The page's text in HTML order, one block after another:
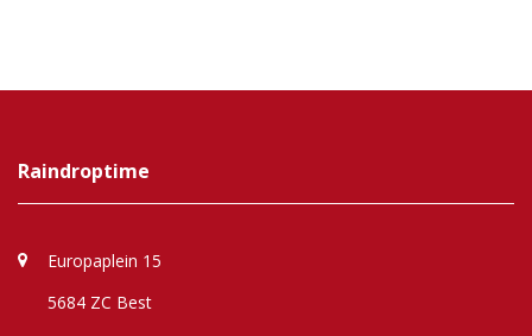
Raindroptime
Europaplein 15
5684 ZC Best